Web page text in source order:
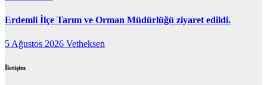
Erdemli İlçe Tarım ve Orman Müdürlüğü ziyaret edildi.
5 Ağustos 2026 Vetheksen
İletişim